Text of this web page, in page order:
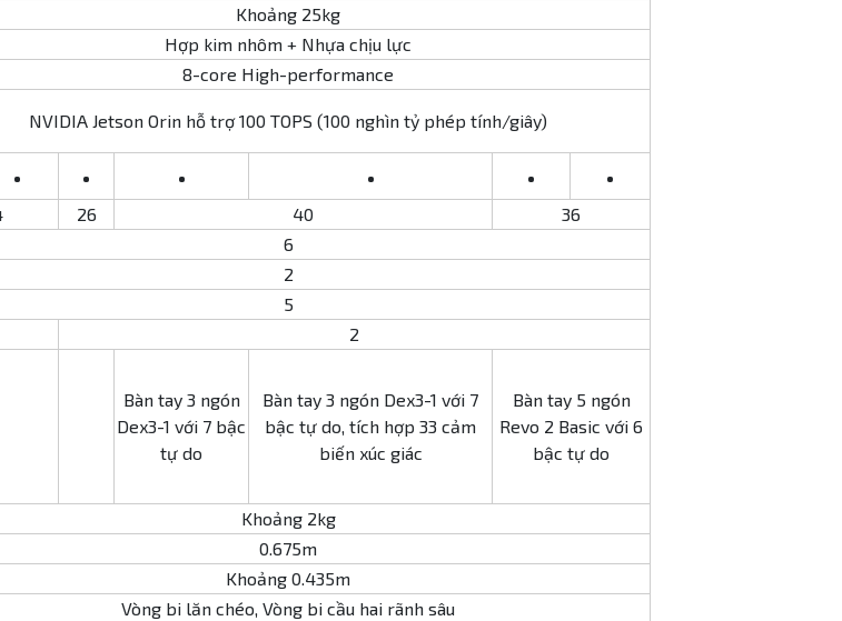
Khoảng 25kg
Hợp kim nhôm + Nhựa chịu lực
8-core High-performance
NVIDIA Jetson Orin hỗ trợ 100 TOPS (100 nghìn tỷ phép tính/giây)
• • • • • •
26 40 36
6
2
5
2
Bàn tay 3 ngón
Dex3-1 với 7 bậc
tự do
Bàn tay 3 ngón Dex3-1 với 7
bậc tự do, tích hợp 33 cảm
biến xúc giác
Bàn tay 5 ngón
Revo 2 Basic với 6
bậc tự do
Khoảng 2kg
0.675m
Khoảng 0.435m
Vòng bi lăn chéo, Vòng bi cầu hai rãnh sâu